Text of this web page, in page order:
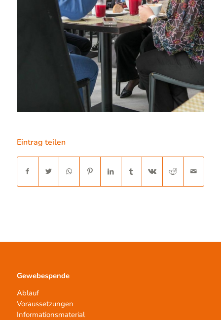
Eintrag teilen
Gewebespende
Ablauf
Voraussetzungen
Informationsmaterial